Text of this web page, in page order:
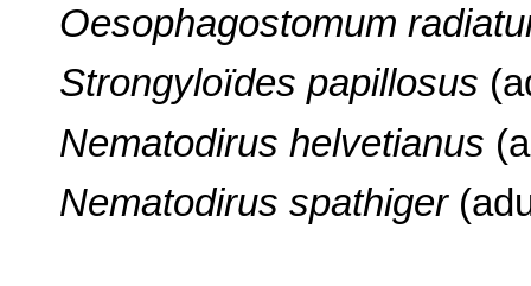
Oesophagostomum
Strongyloïdes papillosus
Nematodirus helvetianus
Nematodirus spathiger